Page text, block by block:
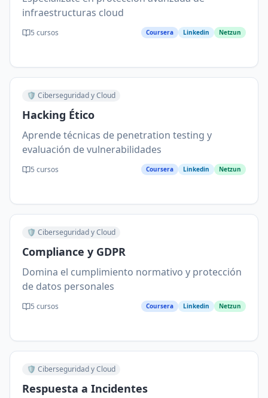
infraestructuras cloud
5 cursos Coursera Linkedin Netzun
🛡️ Ciberseguridad y Cloud
Hacking Ético
Aprende técnicas de penetration testing y
evaluación de vulnerabilidades
5 cursos Coursera Linkedin Netzun
🛡️ Ciberseguridad y Cloud
Compliance y GDPR
Domina el cumplimiento normativo y protección
de datos personales
5 cursos Coursera Linkedin Netzun
🛡️ Ciberseguridad y Cloud
Respuesta a Incidentes